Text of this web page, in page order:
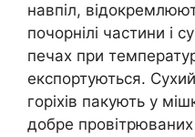
навпіл,
почорнілі частини і
печах при
експортуються.
горіхів пакують у
добре